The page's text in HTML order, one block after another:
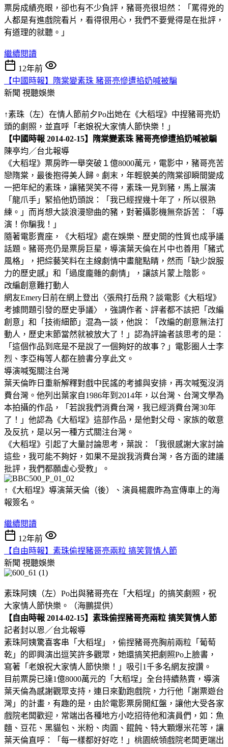
票房成績亮眼，卻也有不少負評，豬哥亮很坦然：「罵得兇的
人都是有進戲院看片，看得很用心，我們不要覺得是在批評，
有道理的就聽。」
繼續閱讀
12年前
【中國時報】隋棠變素珠 豬哥亮慘遭掐奶喊被騙
新聞 視聽娛樂
↑素珠（左）在情人節前夕Po出她在《大稻埕》中捏豬哥亮奶
頭的劇照，並直呼「老娘祝大家情人節快樂！」
【中國時報 2014-02-15】隋棠變素珠 豬哥亮慘遭掐奶喊被騙
陳亭均／台北報導
《大稻埕》票房昨一舉突破１億8000萬元，電影中，豬哥亮苦
戀隋棠，最後抱得美人歸。劇末，年輕貌美的隋棠卻瞬間變成
一把年紀的素珠，讓豬哭笑不得，素珠一見到豬，馬上展演
「龍爪手」緊掐他奶頭說：「我已經捏幾十年了，所以很熟
練。」而肖想大談浪漫戀曲的豬，對著攝影機無奈訴苦：「導
演！你騙我！」
隨著電影賣座，《大稻埕》處在娛樂、歷史間的性質也成爭議
話題。豬哥亮仍是票房巨星，導演葉天倫在片中也善用「豬式
風格」，把綜藝笑料在主線劇情中畫龍點睛，然而「缺少說服
力的歷史感」和「過度龐雜的劇情」，讓該片蒙上陰影。
改編創意難打動人
網友Emery日前在網上登出〈張飛打岳飛？談電影《大稻埕》
考據問題引發的歷史爭議〉，強調作者、評者都不該把「改編
創意」和「技術細節」混為一談，他說：「改編的創意無法打
動人，歷史末節當然就被放大了！」認為評論者該思考的是：
「這個作品到底是不是說了一個夠好的故事？」電影圈人士李
烈、李亞梅等人都在臉書分享此文。
導演喊冤關注台灣
葉天倫昨日重新解釋對戲中民謠的考據與安排，再次喊冤沒消
費台灣。他列出葉家自1986年到2014年，以台灣、台灣文學為
本拍攝的作品，「若說我們消費台灣，我已經消費台灣30年
了！」他認為《大稻埕》這部作品，是他對父母、家族的敬意
及反抗，是以另一種方式關注台灣。
《大稻埕》引起了大量討論思考，葉說：「我很感謝大家討論
這些，我可能不夠好，如果不是說我消費台灣，各方面的建議
批評，我們都願虛心受教」。
↑《大稻埕》導演葉天倫（後）、演員楊震昨為宣傳車上的海
報簽名。
繼續閱讀
12年前
【自由時報】素珠偷捏豬哥亮兩粒 搞笑賀情人節
新聞 視聽娛樂
素珠阿姨（左）Po出與豬哥亮在「大稻埕」的搞笑劇照，祝
大家情人節快樂。（海鵬提供）
【自由時報 2014-02-15】素珠偷捏豬哥亮兩粒 搞笑賀情人節
記者封以恩／台北報導
素珠阿姨驚喜客串「大稻埕」，偷捏豬哥亮胸前兩粒「葡萄
乾」的即興演出逗笑許多觀眾，她還搞笑把劇照Po上臉書，
寫著「老娘祝大家情人節快樂！」吸引1千多名網友按讚。
目前票房已達1億8000萬元的「大稻埕」全台持續熱賣，導演
葉天倫為感謝觀眾支持，連日來勤跑戲院，力行他「謝票遊台
灣」的計畫，有趣的是，由於電影票房開紅盤，讓他大受各家
戲院老闆歡迎，常端出各種地方小吃招待他和演員們，如：魚
麵、豆花、黑貓包、米粉、肉圓、餛飩、特大顆爆米花等，讓
葉天倫直呼：「每一樣都好好吃！」桃園統領戲院老闆更端出